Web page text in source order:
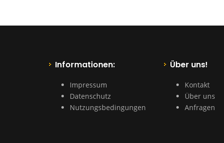
Informationen:
Impressum
Datenschutz
Nutzungsbedingungen
Über uns!
Kontakt
Über uns
Anfragen